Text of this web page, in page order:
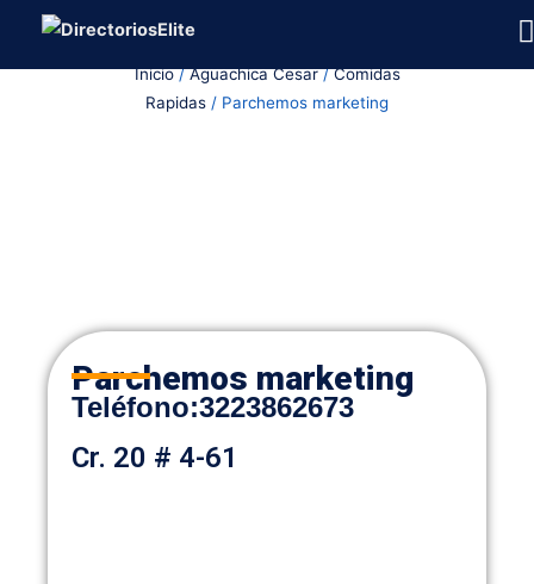
Inicio/Aguachica Cesar/Comidas
Rapidas / Parchemos marketing
Parchemos marketing
Teléfono:3223862673
Cr. 20 # 4-61